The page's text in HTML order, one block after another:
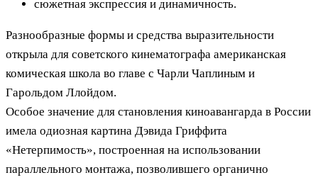
сюжетная экспрессия и динамичность.
Разнообразные формы и средства выразительности
открыла для советского кинематографа американская
комическая школа во главе с Чарли Чаплиным и
Гарольдом Ллойдом.
Особое значение для становления киноавангарда в России
имела одиозная картина Дэвида Гриффита
«Нетерпимость», построенная на использовании
параллельного монтажа, позволившего органично